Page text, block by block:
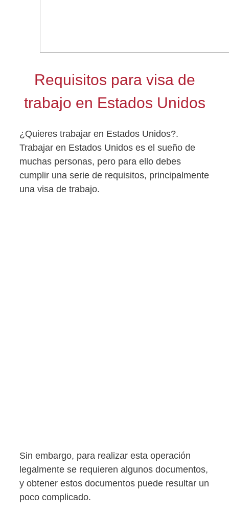
Requisitos para visa de
trabajo en Estados Unidos
¿Quieres trabajar en Estados Unidos?.
Trabajar en Estados Unidos es el sueño de
muchas personas, pero para ello debes
cumplir una serie de requisitos, principalmente
una visa de trabajo.
Sin embargo, para realizar esta operación
legalmente se requieren algunos documentos,
y obtener estos documentos puede resultar un
poco complicado.